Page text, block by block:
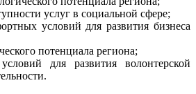
услуг в социальной сфере;
условий для развития бизнеса
потенциала региона;
для развития волонтерской